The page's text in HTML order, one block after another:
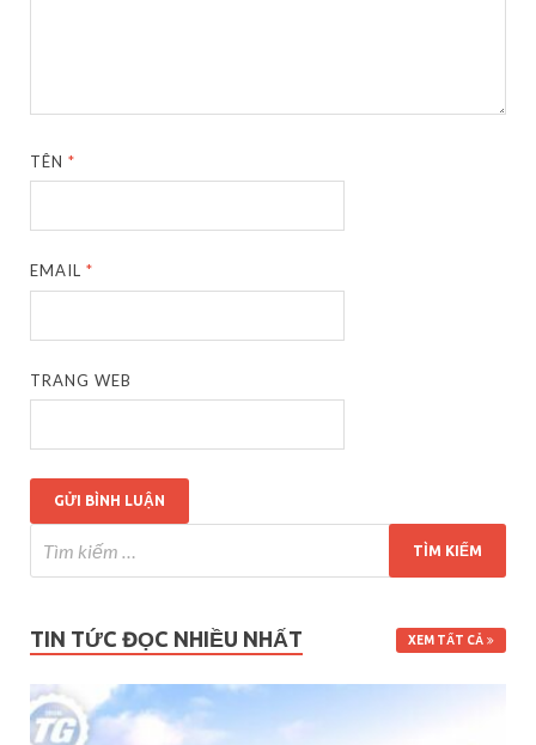
TÊN*
EMAIL*
TRANG WEB
TIN TỨC ĐỌC NHIỀU NHẤT XEM TẤT CẢ